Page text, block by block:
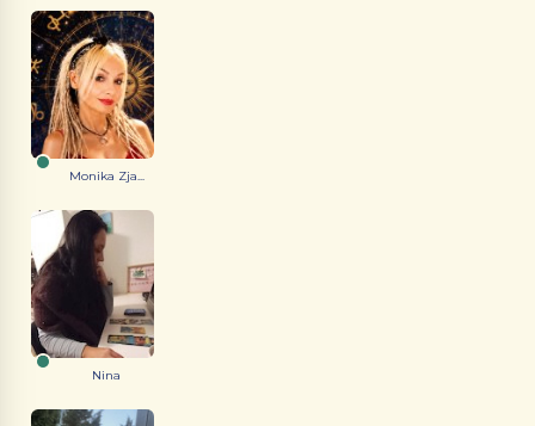
Monika Zja...
Nina